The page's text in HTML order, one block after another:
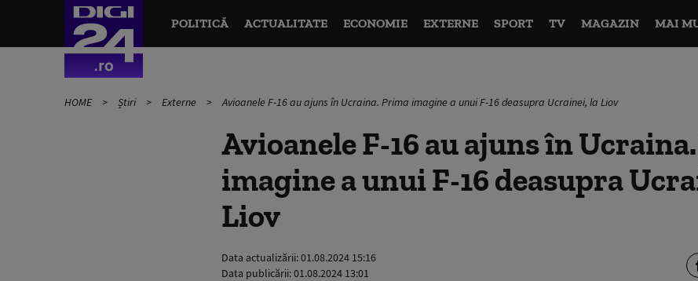
POLITICĂ ACTUALITATE ECONOMIE EXTERNE SPORT TV MAGAZIN MAI
HOME Știri Externe Avioanele F-16 au ajuns în Ucraina. Prima imagine a unui F-16 deasupra Ucrainei, la Liov
Avioanele F-16 au ajuns în
imagine a unui F-16 deasupra
Liov
Data actualizării:01.08.2024 15:16
Data publicării:01.08.2024 13:01